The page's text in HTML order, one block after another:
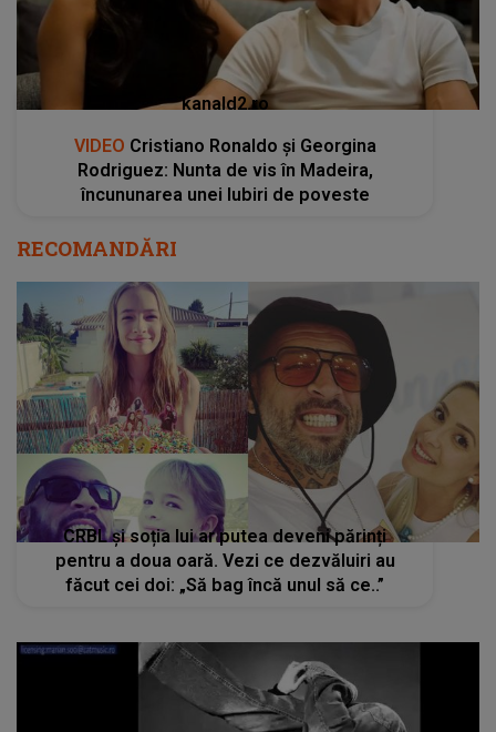
kanald2.ro
VIDEO Cristiano Ronaldo și Georgina
Rodriguez: Nunta de vis în Madeira,
încununarea unei Iubiri de poveste
RECOMANDĂRI
CRBL și soția lui ar putea deveni părinți
pentru a doua oară. Vezi ce dezvăluiri au
făcut cei doi: „Să bag încă unul să ce..”